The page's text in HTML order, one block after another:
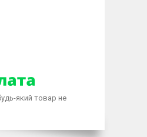
який товар не